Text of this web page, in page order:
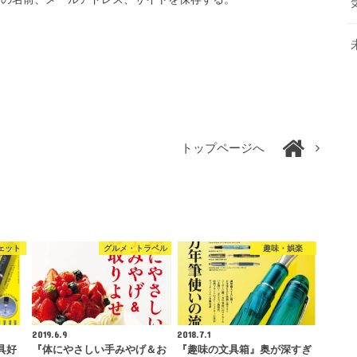
トップページへ
ット
好
グルメ・トラベル
2019.6.9
『体にやさしい手みやげ＆お
趣味・娯楽
2018.7.1
『趣味の文具箱』奥が深すぎ